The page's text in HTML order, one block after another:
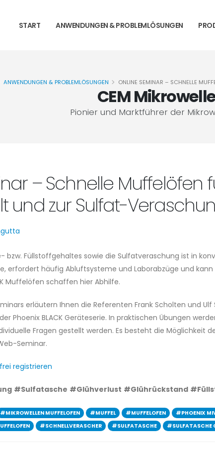
START ANWENDUNGEN & PROBLEMLÖSUNGEN
CEM
Pionier und Marktführer der
ANWENDUNGEN & PROBLEMLÖSUNGEN ONLINE SEMINAR – SCHNELLE
– Schnelle Muffelöfen
und zur Sulfat-
bzw. Füllstoffgehaltes sowie die Sulfatveraschung ist in
erfordert häufig Abluftsysteme und Laborabzüge und
Muffelöfen schaffen hier Abhilfe.
erläutern Ihnen die Referenten Frank Scholten und
Phoenix BLACK Geräteserie. In praktischen Übungen
Fragen gestellt werden. Es besteht die Möglichkeit
Seminar.
registrieren
#Sulfatasche #Glühverlust #Glührückstand
#MIKROWELLEN MUFFELOFEN #MUFFEL #MUFFELOFEN #PHOENIX
#SCHNELLVERASCHER #SULFATASCHE #SULFATASCHE